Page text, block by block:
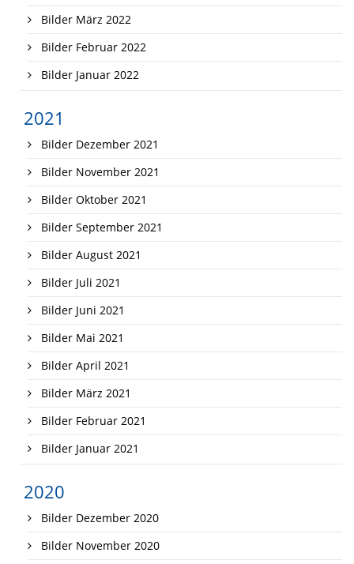
Bilder März 2022
Bilder Februar 2022
Bilder Januar 2022
2021
Bilder Dezember 2021
Bilder November 2021
Bilder Oktober 2021
Bilder September 2021
Bilder August 2021
Bilder Juli 2021
Bilder Juni 2021
Bilder Mai 2021
Bilder April 2021
Bilder März 2021
Bilder Februar 2021
Bilder Januar 2021
2020
Bilder Dezember 2020
Bilder November 2020